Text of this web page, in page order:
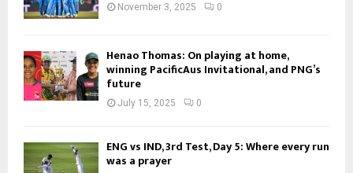
November 3, 2025 0
Henao Thomas: On playing at home,
winning PacificAus Invitational, and PNG’s
future
July 15, 2025 0
ENG vs IND, 3rd Test, Day 5: Where every run
was a prayer